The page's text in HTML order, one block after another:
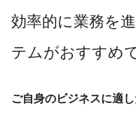
効率的に業務を
テムがおすすめ
ご自身のビジネスに適